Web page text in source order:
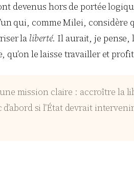
devenus hors de portée
qui, comme Milei, considère
la liberté. Il aurait, je pense,
qu’on le laisse travailler et
une mission claire : accroître la
si l’État devrait